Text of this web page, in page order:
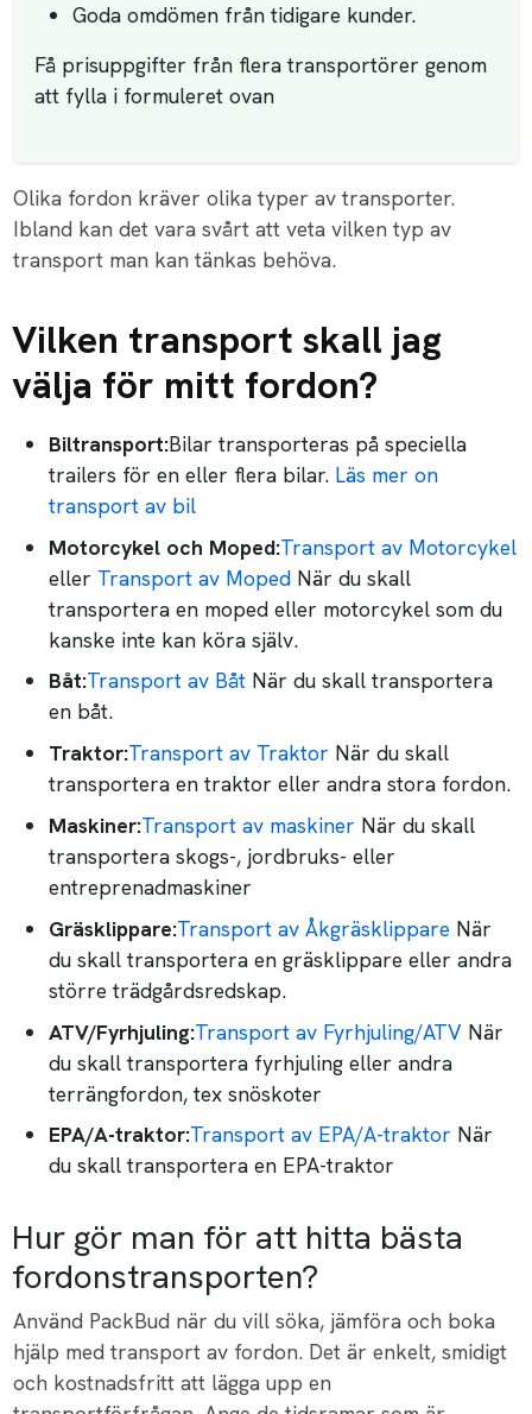
Goda omdömen från tidigare kunder.
Få prisuppgifter från flera transportörer genom
att fylla i formuleret ovan
Olika fordon kräver olika typer av transporter.
Ibland kan det vara svårt att veta vilken typ av
transport man kan tänkas behöva.
Vilken transport skall jag
välja för mitt fordon?
Biltransport:Bilar transporteras på speciella
trailers för en eller flera bilar. Läs mer on
transport av bil
Motorcykel och Moped:Transport av Motorcykel
eller Transport av Moped När du skall
transportera en moped eller motorcykel som du
kanske inte kan köra själv.
Båt:Transport av Båt När du skall transportera
en båt.
Traktor:Transport av Traktor När du skall
transportera en traktor eller andra stora fordon.
Maskiner:Transport av maskiner När du skall
transportera skogs-, jordbruks- eller
entreprenadmaskiner
Gräsklippare:Transport av Åkgräsklippare När
du skall transportera en gräsklippare eller andra
större trädgårdsredskap.
ATV/Fyrhjuling:Transport av Fyrhjuling/ATV När
du skall transportera fyrhjuling eller andra
terrängfordon, tex snöskoter
EPA/A-traktor:Transport av EPA/A-traktor När
du skall transportera en EPA-traktor
Hur gör man för att hitta bästa
fordonstransporten?
Använd PackBud när du vill söka, jämföra och boka
hjälp med transport av fordon. Det är enkelt, smidigt
och kostnadsfritt att lägga upp en